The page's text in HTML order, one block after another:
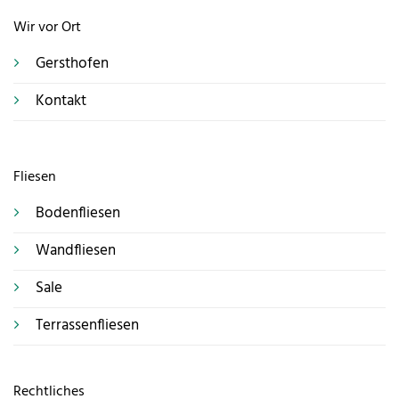
Fliesen
Bodenfliesen
Wandfliesen
Sale
Terrassenfliesen
Rechtliches
Wir vor Ort
Gersthofen
Kontakt